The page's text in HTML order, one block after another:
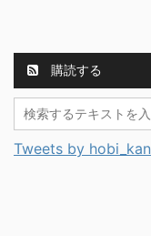
購読する
Tweets by hobi_kan